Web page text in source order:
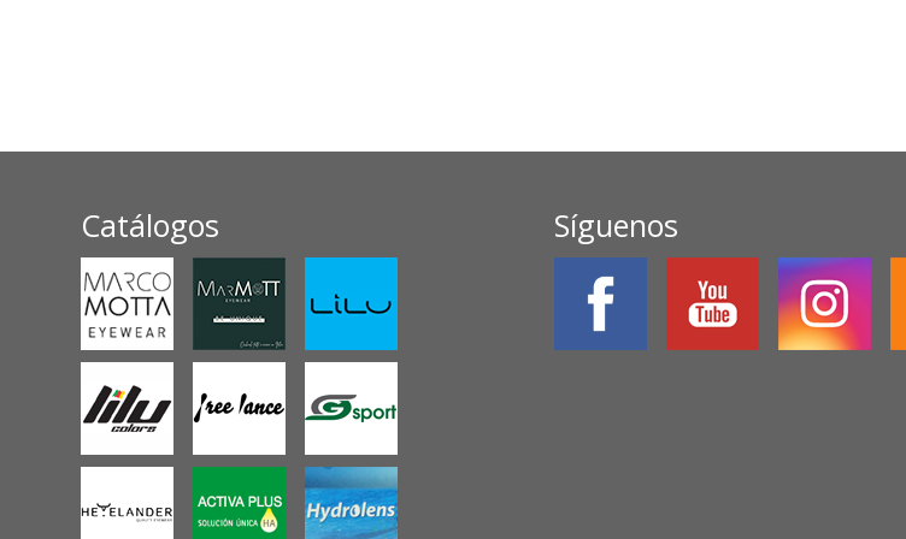
Catálogos Síguenos